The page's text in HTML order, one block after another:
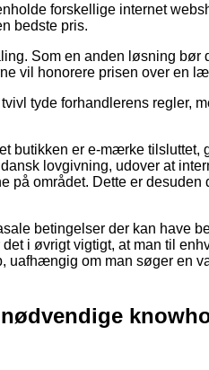
forskellige internet
bedste pris.
Som en anden løsning bør
vil honorere prisen over en
tyde forhandlerens regler,
butikken er e-mærke tilsluttet,
lovgivning, udover at
på området. Dette er
betingelser der kan have
i øvrigt vigtigt, at man til
uafhængig om man søger en